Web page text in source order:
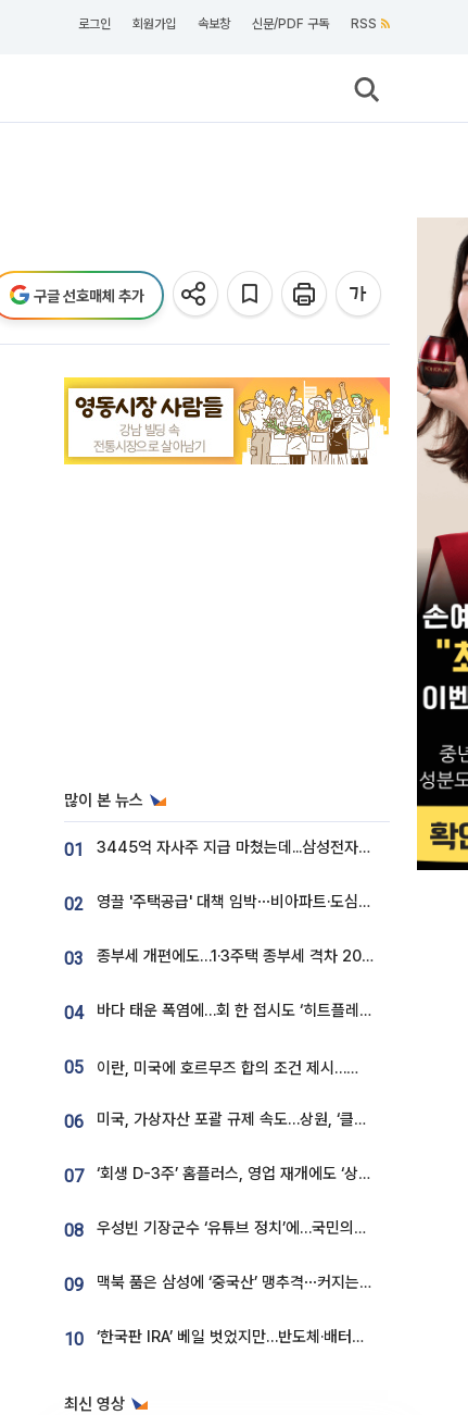
로그인 회원가입 속보창 신문/PDF 구독 RSS
구글 선호매체 추가
많이 본 뉴스
01 3445억 자사주 지급 마쳤는데...삼성전자 DX노조, 뒤늦은 '떼쓰기 집회'
02 영끌 '주택공급' 대책 임박⋯비아파트·도심복합까지 총동원
03 종부세 개편에도…1·3주택 종부세 격차 2028년부터 확대
04 바다 태운 폭염에…회 한 접시도 ‘히트플레이션’
05 이란, 미국에 호르무즈 합의 조건 제시…美 “경기 아직 안 끝나” [종합]
06 미국, 가상자산 포괄 규제 속도…상원, ‘클래리티법’ 9월 절차투표 추진
07 ‘회생 D-3주’ 홈플러스, 영업 재개에도 ‘상품 공급망’ 복구가 생존 관건
08 우성빈 기장군수 ‘유튜브 정치’에…국민의힘 군의원들 집단 반발
09 맥북 품은 삼성에 ‘중국산’ 맹추격⋯커지는 노트북 OLED 시장
10 ‘한국판 IRA’ 베일 벗었지만…반도체·배터리 업계 “시행령이 관건”
최신 영상